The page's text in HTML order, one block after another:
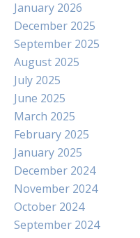
January 2026
December 2025
September 2025
August 2025
July 2025
June 2025
March 2025
February 2025
January 2025
December 2024
November 2024
October 2024
September 2024